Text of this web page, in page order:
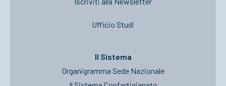
Ufficio Studi
Il Sistema
Organigramma Sede Nazionale